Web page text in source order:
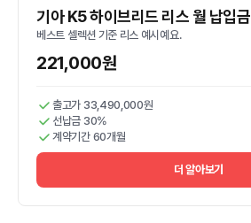
기아 K5 하이브리드 리스 월 납입금
베스트 셀렉션 기준 리스 예시예요.
221,000원
출고가 33,490,000원
선납금 30%
계약기간 60개월
더 알아보기